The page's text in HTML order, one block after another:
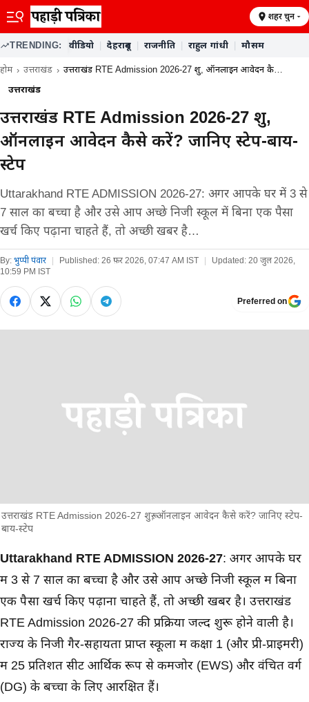
शहर चुनें
TRENDING: वीडियो देहरादून राजनीति राहुल गांधी मौसम
होम उत्तराखंड उत्तराखंड RTE Admission 2026-27 शुरू, ऑनलाइन आवेदन कै…
उत्तराखंड
उत्तराखंड RTE Admission 2026-27 शुरू,
ऑनलाइन आवेदन कैसे करें? जानिए स्टेप-बाय-
स्टेप
Uttarakhand RTE ADMISSION 2026-27: अगर आपके घर में 3 से
7 साल का बच्चा है और उसे आप अच्छे निजी स्कूल में बिना एक पैसा
खर्च किए पढ़ाना चाहते हैं, तो अच्छी खबर है…
By: भुप्पी पंवार Published: 26 फ़र 2026, 07:47 AM IST Updated: 20 जुल 2026,
10:59 PM IST
Preferred on
उत्तराखंड RTE Admission 2026-27 शुरू, ऑनलाइन आवेदन कैसे करें? जानिए स्टेप-
बाय-स्टेप
मुख्य समाचार
Uttarakhand RTE ADMISSION 2026-27: अगर आपके घर
में 3 से 7 साल का बच्चा है और उसे आप अच्छे निजी स्कूल में बिना
एक पैसा खर्च किए पढ़ाना चाहते हैं, तो अच्छी खबर है। उत्तराखंड
RTE Admission 2026-27 की प्रक्रिया जल्द शुरू होने वाली है।
राज्य के निजी गैर-सहायता प्राप्त स्कूलों में कक्षा 1 (और प्री-प्राइमरी)
में 25 प्रतिशत सीटें आर्थिक रूप से कमजोर (EWS) और वंचित वर्ग
(DG) के बच्चों के लिए आरक्षित हैं।